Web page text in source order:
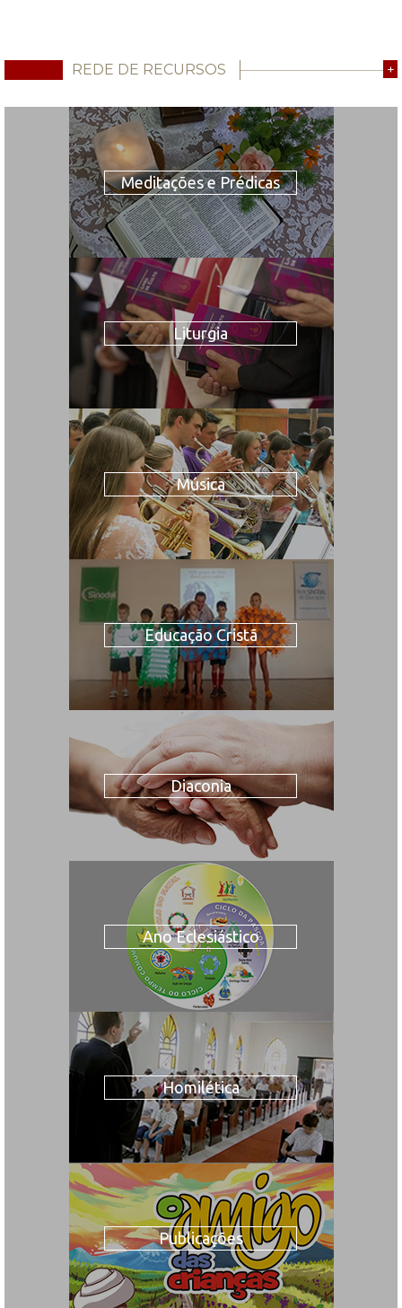
REDE DE RECURSOS +
Meditações e Prédicas
Liturgia
Música
Educação Cristã
Diaconia
Ano Eclesiástico
Homilética
Publicações